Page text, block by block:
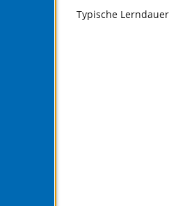
Typische Lerndauer